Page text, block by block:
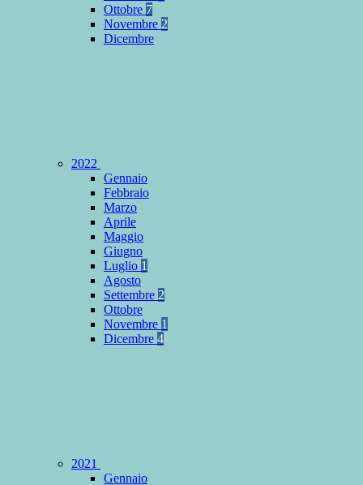
Ottobre 7
Novembre 2
Dicembre
2022
Gennaio
Febbraio
Marzo
Aprile
Maggio
Giugno
Luglio 1
Agosto
Settembre 2
Ottobre
Novembre 1
Dicembre 4
2021
Gennaio